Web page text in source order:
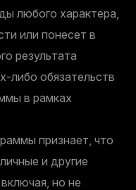
любого характера,
или понесет в
результата
либо обязательств
в рамках
признает, что
и другие
но не